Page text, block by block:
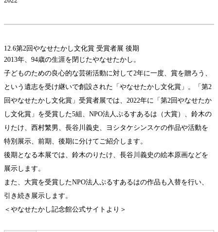
12.6第2回やなせたかし文化賞 受賞者展 後期
2013年、94歳の生涯を閉じたやなせたかし。
子どものための良心的な芸術活動に対して2年に一度、賞を贈ろう、
という遺志を受け継いで創設された「やなせたかし文化賞」。「第2
回やなせたかし文化賞」受賞者展では、2022年に「第2回やなせたか
し文化賞」を受賞した5組、NPO法人ぷるすあるは（大賞）、鈴木の
りたけ、西村繁男、長谷川義史、ヨシタケシンスケの作品や活動を
特別展示、前期、後期に分けてご紹介します。
後期となる本展では、鈴木のりたけ、長谷川義史の絵本原画などを
展示します。
また、大賞を受賞したNPO法人ぷるすあるはの作品も入替を行い、
引き続き展示します。
＜やなせたかし記念館公式サイトより＞